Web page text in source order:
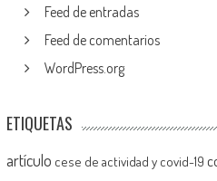
Feed de entradas
Feed de comentarios
WordPress.org
ETIQUETAS
artículo cese de actividad y covid-19